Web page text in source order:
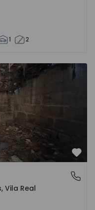
1 2
e Justes - 1575189 - 1
Real
Vila Real